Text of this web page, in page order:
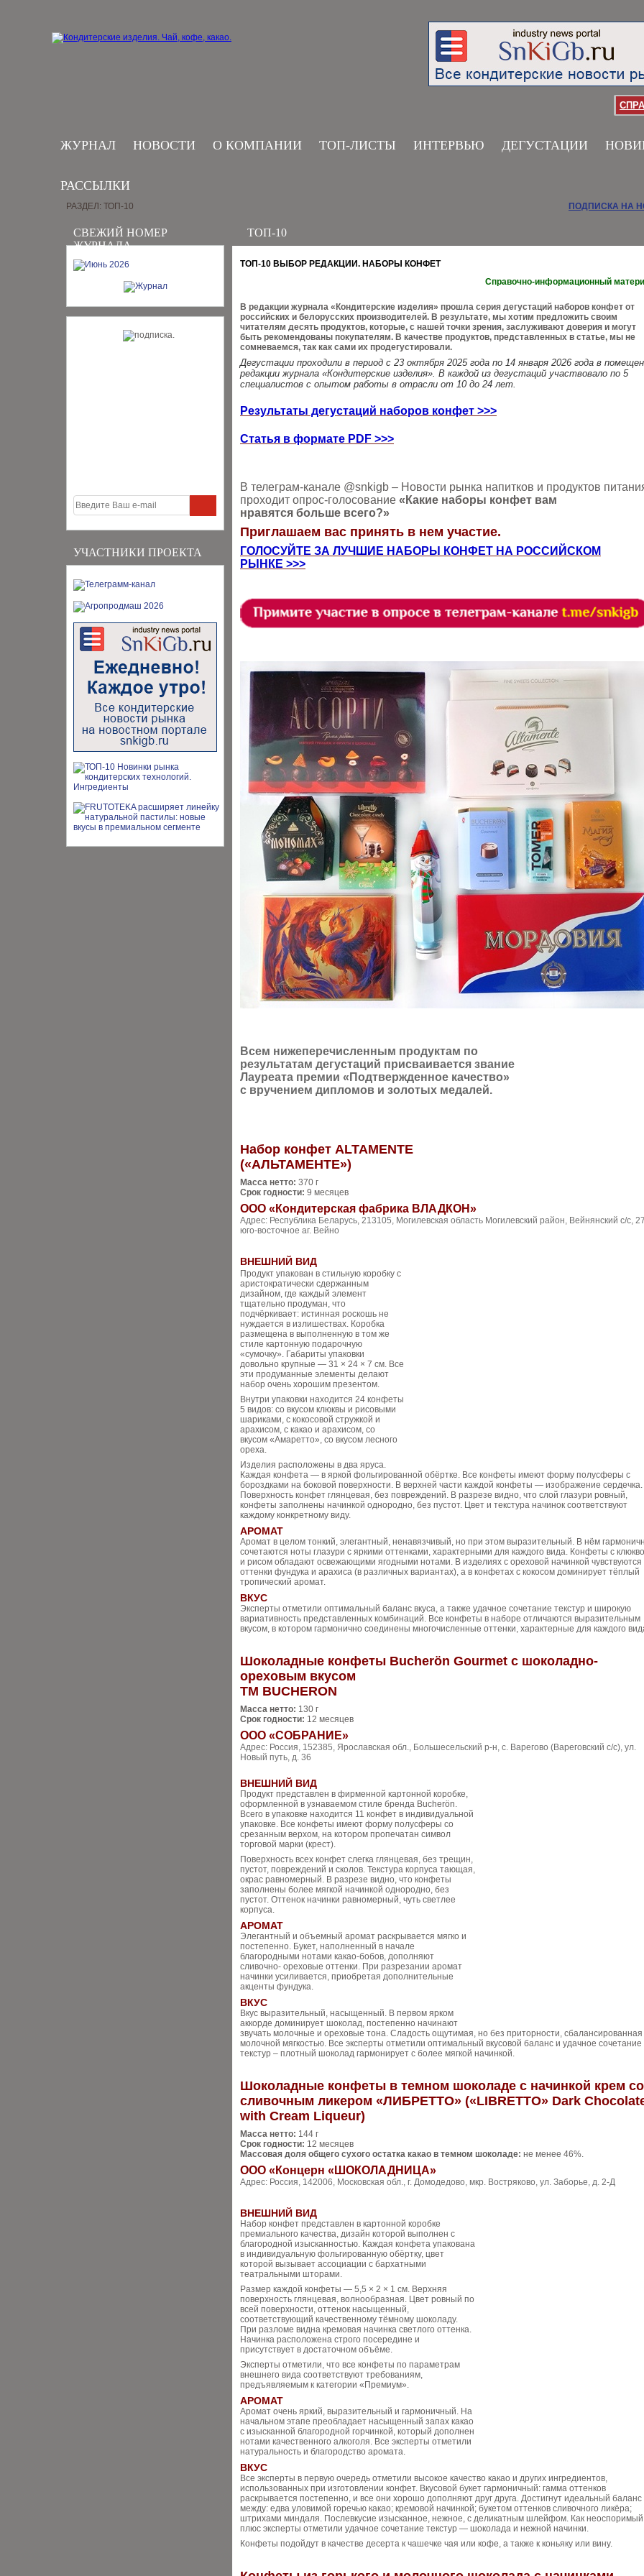
ЖУРНАЛ НОВОСТИ О КОМПАНИИ ТОП-ЛИСТЫ ИНТЕРВЬЮ ДЕГУСТАЦИИ
РАССЫЛКИ
СВЕЖИЙ НОМЕР
ЖУРНАЛА
УЧАСТНИКИ ПРОЕКТА
РАЗДЕЛ: ТОП-10 ПОДПИСКА НА
ТОП-10
ТОП-10 ВЫБОР РЕДАКЦИИ. НАБОРЫ КОНФЕТ
Справочно-информационный
В редакции журнала «Кондитерские изделия» прошла серия дегустаций наборов конфет от
российских и белорусских производителей. В результате, мы хотим предложить своим
читателям десять продуктов, которые, с нашей точки зрения, заслуживают доверия и могут
быть рекомендованы покупателям. В качестве продуктов, представленных в статье, мы не
сомневаемся, так как сами их продегустировали.
Дегустации проходили в период с 23 октября 2025 года по 14 января 2026 года в
редакции журнала «Кондитерские изделия». В каждой из дегустаций участвовало по 5
специалистов с опытом работы в отрасли от 10 до 24 лет.
Результаты дегустаций наборов конфет >>>
Статья в формате PDF >>>
В телеграм-канале @snkigb – Новости рынка напитков и продуктов
проходит опрос-голосование «Какие наборы конфет вам
нравятся больше всего?»
Приглашаем вас принять в нем участие.
ГОЛОСУЙТЕ ЗА ЛУЧШИЕ НАБОРЫ КОНФЕТ НА РОССИЙСКОМ
РЫНКЕ >>>
Всем нижеперечисленным продуктам по
результатам дегустаций присваивается звание
Лауреата премии «Подтвержденное качество»
с вручением дипломов и золотых медалей.
Набор конфет АLTAMENTE
(«АЛЬТАМЕНТЕ»)
Масса нетто: 370 г
Срок годности: 9 месяцев
ООО «Кондитерская фабрика ВЛАДКОН»
Адрес: Республика Беларусь, 213105, Могилевская область Могилевский район, Вейнянский с/с,
юго-восточное аг. Вейно
ВНЕШНИЙ ВИД
Продукт упакован в стильную коробку с
аристократически сдержанным
дизайном, где каждый элемент
тщательно продуман, что
подчёркивает: истинная роскошь не
нуждается в излишествах. Коробка
размещена в выполненную в том же
стиле картонную подарочную
«сумочку». Габариты упаковки
довольно крупные — 31 × 24 × 7 см. Все
эти продуманные элементы делают
набор очень хорошим презентом.
Внутри упаковки находится 24 конфеты
5 видов: со вкусом клюквы и рисовыми
шариками, с кокосовой стружкой и
арахисом, с какао и арахисом, со
вкусом «Амаретто», со вкусом лесного
ореха.
Изделия расположены в два яруса.
Каждая конфета — в яркой фольгированной обёртке. Все конфеты имеют форму полусферы с
бороздками на боковой поверхности. В верхней части каждой конфеты — изображение сердечка.
Поверхность конфет глянцевая, без повреждений. В разрезе видно, что слой глазури ровный,
конфеты заполнены начинкой однородно, без пустот. Цвет и текстура начинок соответствуют
каждому конкретному виду.
АРОМАТ
Аромат в целом тонкий, элегантный, ненавязчивый, но при этом выразительный. В нём
сочетаются ноты глазури с яркими оттенками, характерными для каждого вида. Конфеты с
и рисом обладают освежающими ягодными нотами. В изделиях с ореховой начинкой чувствуются
оттенки фундука и арахиса (в различных вариантах), а в конфетах с кокосом доминирует тёплый
тропический аромат.
ВКУС
Эксперты отметили оптимальный баланс вкуса, а также удачное сочетание текстур и широкую
вариативность представленных комбинаций. Все конфеты в наборе отличаются выразительным
вкусом, в котором гармонично соединены многочисленные оттенки, характерные для каждого
Шоколадные конфеты Bucherön Gourmet с шоколадно-
ореховым вкусом
ТМ BUCHERON
Масса нетто: 130 г
Срок годности: 12 месяцев
ООО «СОБРАНИЕ»
Адрес: Россия, 152385, Ярославская обл., Большесельский р-н, с. Варегово (Вареговский с/с), ул.
Новый путь, д. 36
ВНЕШНИЙ ВИД
Продукт представлен в фирменной картонной коробке,
оформленной в узнаваемом стиле бренда Bucherön.
Всего в упаковке находится 11 конфет в индивидуальной
упаковке. Все конфеты имеют форму полусферы со
срезанным верхом, на котором пропечатан символ
торговой марки (крест).
Поверхность всех конфет слегка глянцевая, без трещин,
пустот, повреждений и сколов. Текстура корпуса тающая,
окрас равномерный. В разрезе видно, что конфеты
заполнены более мягкой начинкой однородно, без
пустот. Оттенок начинки равномерный, чуть светлее
корпуса.
АРОМАТ
Элегантный и объемный аромат раскрывается мягко и
постепенно. Букет, наполненный в начале
благородными нотами какао-бобов, дополняют
сливочно- ореховые оттенки. При разрезании аромат
начинки усиливается, приобретая дополнительные
акценты фундука.
ВКУС
Вкус выразительный, насыщенный. В первом ярком
аккорде доминирует шоколад, постепенно начинают
звучать молочные и ореховые тона. Сладость ощутимая, но без приторности, сбалансированная
молочной мягкостью. Все эксперты отметили оптимальный вкусовой баланс и удачное сочетание
текстур – плотный шоколад гармонирует с более мягкой начинкой.
Шоколадные конфеты в темном шоколаде с начинкой крем со
сливочным ликером «ЛИБРЕТТО» («LIBRETTO» Dark
with Cream Liqueur)
Масса нетто: 144 г
Срок годности: 12 месяцев
Массовая доля общего сухого остатка какао в темном шоколаде: не менее 46%.
ООО «Концерн «ШОКОЛАДНИЦА»
Адрес: Россия, 142006, Московская обл., г. Домодедово, мкр. Востряково, ул. Заборье, д. 2-Д
ВНЕШНИЙ ВИД
Набор конфет представлен в картонной коробке
премиального качества, дизайн которой выполнен с
благородной изысканностью. Каждая конфета упакована
в индивидуальную фольгированную обёртку, цвет
которой вызывает ассоциации с бархатными
театральными шторами.
Размер каждой конфеты — 5,5 × 2 × 1 см. Верхняя
поверхность глянцевая, волнообразная. Цвет ровный по
всей поверхности, оттенок насыщенный,
соответствующий качественному тёмному шоколаду.
При разломе видна кремовая начинка светлого оттенка.
Начинка расположена строго посередине и
присутствует в достаточном объёме.
Эксперты отметили, что все конфеты по параметрам
внешнего вида соответствуют требованиям,
предъявляемым к категории «Премиум».
АРОМАТ
Аромат очень яркий, выразительный и гармоничный. На
начальном этапе преобладает насыщенный запах какао
с изысканной благородной горчинкой, который дополнен
нотами качественного алкоголя. Все эксперты отметили
натуральность и благородство аромата.
ВКУС
Все эксперты в первую очередь отметили высокое качество какао и других ингредиентов,
использованных при изготовлении конфет. Вкусовой букет гармоничный: гамма оттенков
раскрывается постепенно, и все они хорошо дополняют друг друга. Достигнут идеальный баланс
между: едва уловимой горечью какао; кремовой начинкой; букетом оттенков сливочного ликёра;
штрихами миндаля. Послевкусие изысканное, нежное, с деликатным шлейфом. Как неоспоримый
плюс эксперты отметили удачное сочетание текстур — шоколада и нежной начинки.
Конфеты подойдут в качестве десерта к чашечке чая или кофе, а также к коньяку или вину.